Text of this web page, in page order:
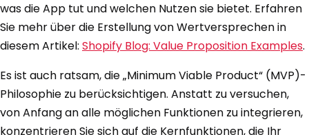
was die App tut und welchen Nutzen sie bietet. Erfahren
Sie mehr über die Erstellung von Wertversprechen in
diesem Artikel: Shopify Blog: Value Proposition Examples.
Es ist auch ratsam, die „Minimum Viable Product“ (MVP)-
Philosophie zu berücksichtigen. Anstatt zu versuchen,
von Anfang an alle möglichen Funktionen zu integrieren,
konzentrieren Sie sich auf die Kernfunktionen, die Ihr